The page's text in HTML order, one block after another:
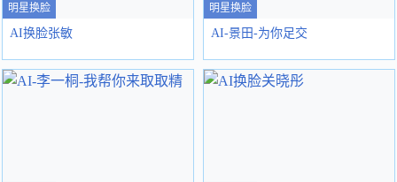
明星换脸
AI换脸张敏
明星换脸
AI-景田-为你足交